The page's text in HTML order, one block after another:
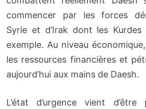
commencer par les forces
Syrie et d’Irak dont les
exemple. Au niveau
les ressources financières et
aujourd’hui aux mains de Daesh.
L’état d’urgence vient d’être